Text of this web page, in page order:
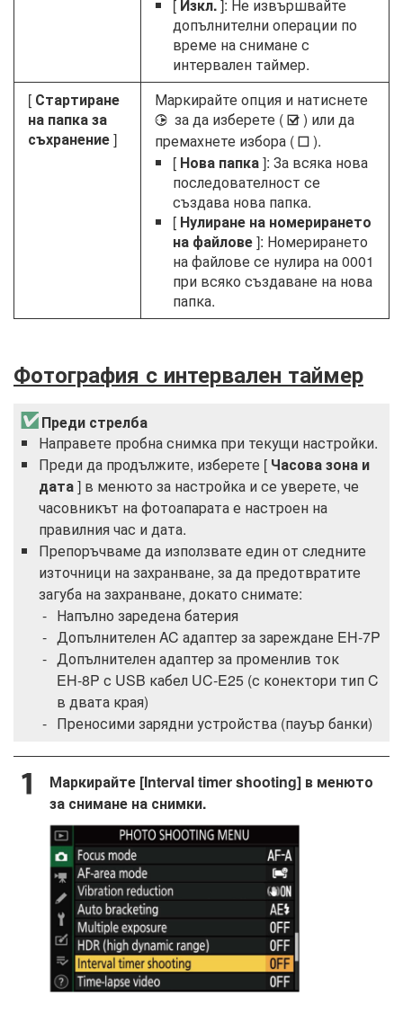
[ Изкл.]: Не извършвайте
допълнителни операции по
време на снимане с
интервален таймер.
[ Стартиране
на папка за
съхранение]
Маркирайте опция и натиснете
2 за да изберете ( M ) или да
премахнете избора ( U ).
[ Нова папка]: За всяка нова
последователност се
създава нова папка.
[ Нулиране на номерирането
на файлове]: Номерирането
на файлове се нулира на 0001
при всяко създаване на нова
папка.
Фотография с интервален таймер
Преди стрелба
Направете пробна снимка при текущи настройки.
Преди да продължите, изберете [ Часова зона и
дата] в менюто за настройка и се уверете, че
часовникът на фотоапарата е настроен на
правилния час и дата.
Препоръчваме да използвате един от следните
източници на захранване, за да предотвратите
загуба на захранване, докато снимате:
Напълно заредена батерия
Допълнителен AC адаптер за зареждане EH‑7P
Допълнителен адаптер за променлив ток
EH‑8P с USB кабел UC‑E25 (с конектори тип C
в двата края)
Преносими зарядни устройства (пауър банки)
Маркирайте [Interval timer shooting] в менюто
за снимане на снимки.